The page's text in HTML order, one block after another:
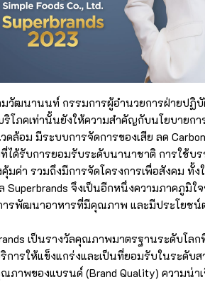
วัฒนานนท์ กรรมการผู้อำนวยการฝ่ายปฏิ
โภคเท่านั้นยังให้ความสำคัญกับนโยบายก
ดล้อม มีระบบการจัดการของเสีย ลด
ด้รับการยอมรับระดับนานาชาติ การใช้บ
มค่า รวมถึงมีการจัดโครงการเพื่อสังคม ทั้
Superbrands จึงเป็นอีกหนึ่งความภาคภูมิ
ารพัฒนาอาหารที่มีคุณภาพ และมีประโยชน์
เป็นรางวัลคุณภาพมาตรฐานระดับโ
ารให้แข็งแกร่งและเป็นที่ยอมรับในระดับ
ภาพของแบรนด์ (Brand Quality) ความน่